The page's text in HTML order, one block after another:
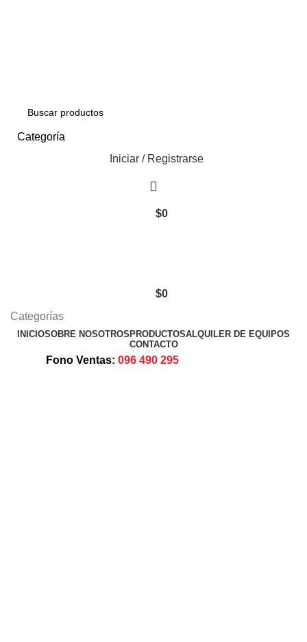
Categoría
Iniciar / Registrarse
$0
$0
Categorías
INICIOSOBRE NOSOTROS PRODUCTOSALQUILER DE EQUIPOS
CONTACTO
Fono Ventas: 096 490 295